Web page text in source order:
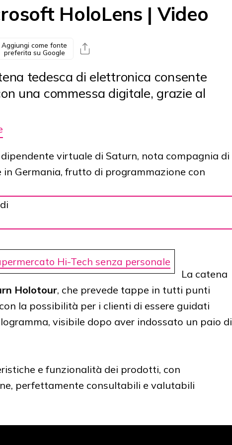
HoloLens | Video
Aggiungi come fonte
preferita su Google
tedesca di elettronica consente
una commessa digitale, grazie al
virtuale di Saturn, nota compagnia di
in Germania, frutto di programmazione con
Hi-Tech senza personale
La catena
Holotour, che prevede tappe in tutti punti
la possibilità per i clienti di essere guidati
visibile dopo aver indossato un paio di
e funzionalità dei prodotti, con
perfettamente consultabili e valutabili